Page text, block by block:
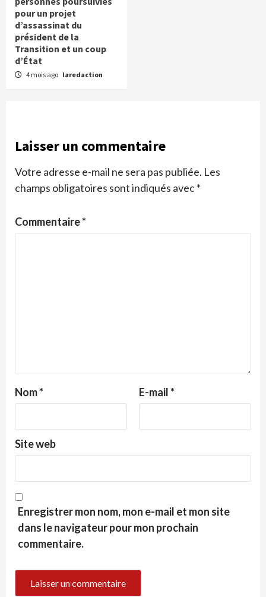
pour un projet
d’assassinat du
président de la
Transition et un coup
d’État
4 mois ago laredaction
Laisser un commentaire
Votre adresse e-mail ne sera pas publiée. Les
champs obligatoires sont indiqués avec*
Commentaire*
Nom* E-mail*
Site web
Enregistrer mon nom, mon e-mail et mon site
dans le navigateur pour mon prochain
commentaire.